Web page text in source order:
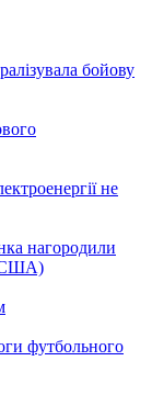
бойову
не
нагородили
США)
футбольного